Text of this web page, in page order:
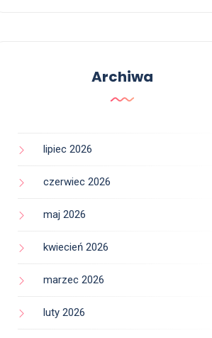
Archiwa
lipiec 2026
czerwiec 2026
maj 2026
kwiecień 2026
marzec 2026
luty 2026